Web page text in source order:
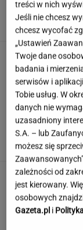
treści w nich
Jeśli nie chcesz
chcesz wycofać
„Ustawień
Twoje dane
badania i
serwisów i
Tobie usług. W
danych nie
uzasadniony
S.A. – lub
możesz się
zależności od
jest kierowany.
osobowych
Gazeta.pl i